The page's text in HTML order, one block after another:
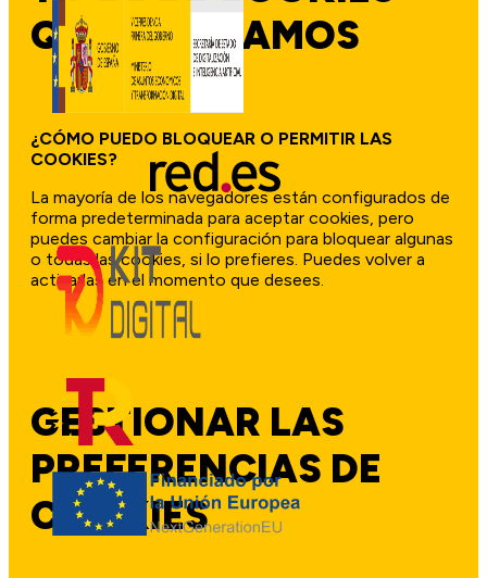
QUE UTILIZAMOS
¿CÓMO PUEDO BLOQUEAR O PERMITIR LAS
COOKIES?
La mayoría de los navegadores están configurados de
forma predeterminada para aceptar cookies, pero
puedes cambiar la configuración para bloquear algunas
o todas las cookies, si lo prefieres. Puedes volver a
activarlas en el momento que desees.
GESTIONAR LAS
PREFERENCIAS DE
COOKIES